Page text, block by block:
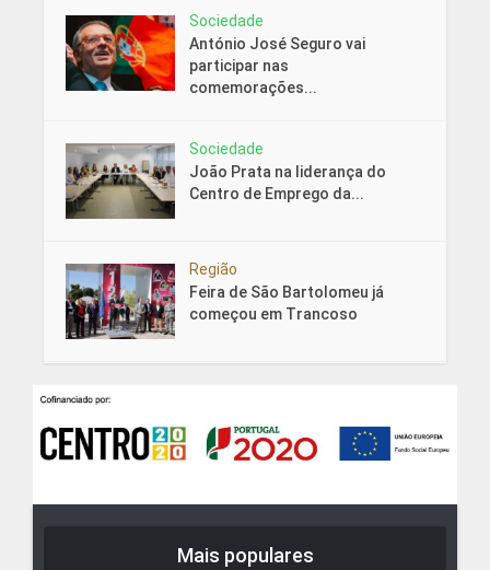
Sociedade
António José Seguro vai
participar nas
comemorações...
Sociedade
João Prata na liderança do
Centro de Emprego da...
Região
Feira de São Bartolomeu já
começou em Trancoso
Mais populares